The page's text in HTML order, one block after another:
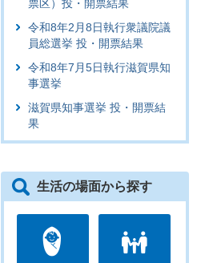
票区）投・開票結果
令和8年2月8日執行衆議院議
員総選挙 投・開票結果
令和8年7月5日執行滋賀県知
事選挙
滋賀県知事選挙 投・開票結
果
生活の場面から探す